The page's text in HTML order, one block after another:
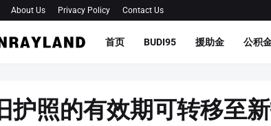
About Us Privacy Policy Contact Us
首页 BUDI95 援助金 公积
旧护照的有效期可转移至